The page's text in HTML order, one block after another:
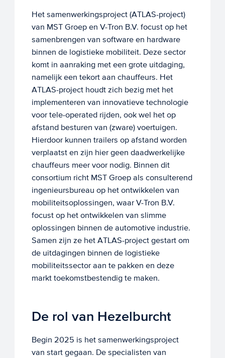
Het samenwerkingsproject (ATLAS-project)
van MST Groep en V-Tron B.V. focust op het
samenbrengen van software en hardware
binnen de logistieke mobiliteit. Deze sector
komt in aanraking met een grote uitdaging,
namelijk een tekort aan chauffeurs. Het
ATLAS-project houdt zich bezig met het
implementeren van innovatieve technologie
voor tele-operated rijden, ook wel het op
afstand besturen van (zware) voertuigen.
Hierdoor kunnen trailers op afstand worden
verplaatst en zijn hier geen daadwerkelijke
chauffeurs meer voor nodig. Binnen dit
consortium richt MST Groep als consulterend
ingenieursbureau op het ontwikkelen van
mobiliteitsoplossingen, waar V-Tron B.V.
focust op het ontwikkelen van slimme
oplossingen binnen de automotive industrie.
Samen zijn ze het ATLAS-project gestart om
de uitdagingen binnen de logistieke
mobiliteitssector aan te pakken en deze
markt toekomstbestendig te maken.
De rol van Hezelburcht
Begin 2025 is het samenwerkingsproject
van start gegaan. De specialisten van